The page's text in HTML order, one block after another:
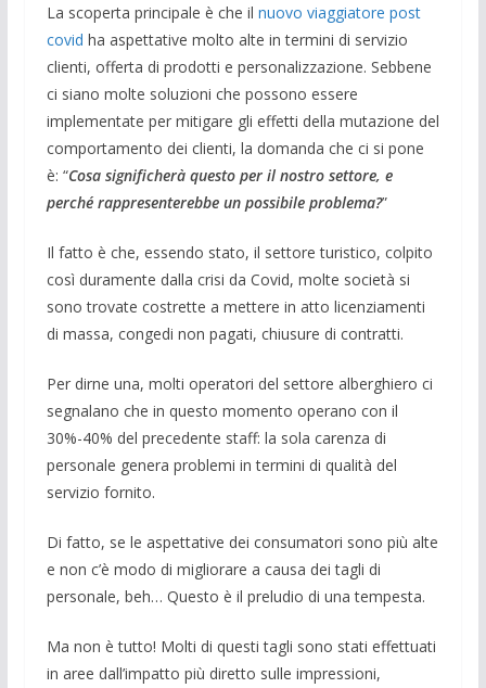
La scoperta principale è che il nuovo viaggiatore post
covid ha aspettative molto alte in termini di servizio
clienti, offerta di prodotti e personalizzazione. Sebbene
ci siano molte soluzioni che possono essere
implementate per mitigare gli effetti della mutazione del
comportamento dei clienti, la domanda che ci si pone
è: “Cosa significherà questo per il nostro settore, e
perché rappresenterebbe un possibile problema?”
Il fatto è che, essendo stato, il settore turistico, colpito
così duramente dalla crisi da Covid, molte società si
sono trovate costrette a mettere in atto licenziamenti
di massa, congedi non pagati, chiusure di contratti.
Per dirne una, molti operatori del settore alberghiero ci
segnalano che in questo momento operano con il
30%-40% del precedente staff: la sola carenza di
personale genera problemi in termini di qualità del
servizio fornito.
Di fatto, se le aspettative dei consumatori sono più alte
e non c’è modo di migliorare a causa dei tagli di
personale, beh… Questo è il preludio di una tempesta.
Ma non è tutto! Molti di questi tagli sono stati effettuati
in aree dall’impatto più diretto sulle impressioni,